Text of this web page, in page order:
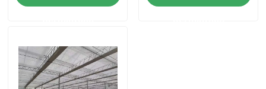
Stabilisator Tanah Jalan
Penstabil Tanah Cair
Stabilisator Tanah Enzim